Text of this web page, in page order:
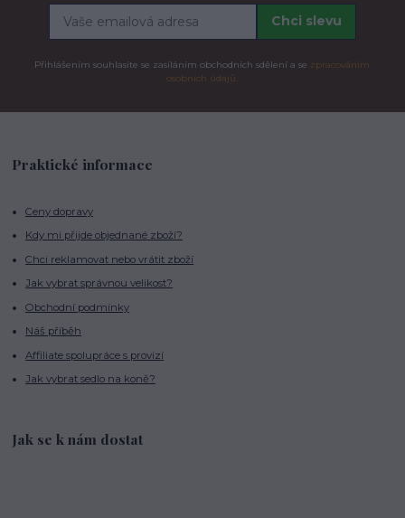
Chci slevu
Přihlášením souhlasíte se zasíláním obchodních sdělení a se
zpracováním
osobních údajů.
Praktické informace
Ceny dopravy
Kdy mi přijde objednané zboží?
Chci reklamovat nebo vrátit zboží
Jak vybrat správnou velikost?
Obchodní podmínky
Náš příběh
Affiliate spolupráce s provizí
Jak vybrat sedlo na koně?
Jak se k nám dostat